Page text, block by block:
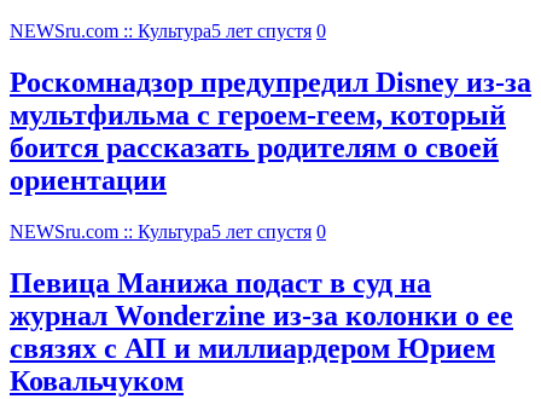
NEWSru.com :: Культура5 лет спустя 0
Роскомнадзор предупредил Disney из-за
мультфильма c героем-геем, который
боится рассказать родителям о своей
ориентации
NEWSru.com :: Культура5 лет спустя 0
Певица Манижа подаст в суд на
журнал Wonderzine из-за колонки о ее
связях с АП и миллиардером Юрием
Ковальчуком